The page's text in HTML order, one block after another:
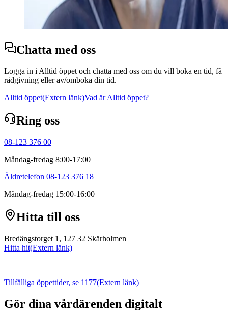
Chatta med oss
Logga in i Alltid öppet och chatta med oss om du vill boka en tid, få
rådgivning eller av/omboka din tid.
Alltid öppet(Extern länk)Vad är Alltid öppet?
Ring oss
08-123 376 00
Måndag-fredag 8:00-17:00
Äldretelefon 08-123 376 18
Måndag-fredag 15:00-16:00
Hitta till oss
Bredängstorget 1, 127 32 Skärholmen
Hitta hit(Extern länk)
Tillfälliga öppettider, se 1177(Extern länk)
Gör dina vårdärenden digitalt